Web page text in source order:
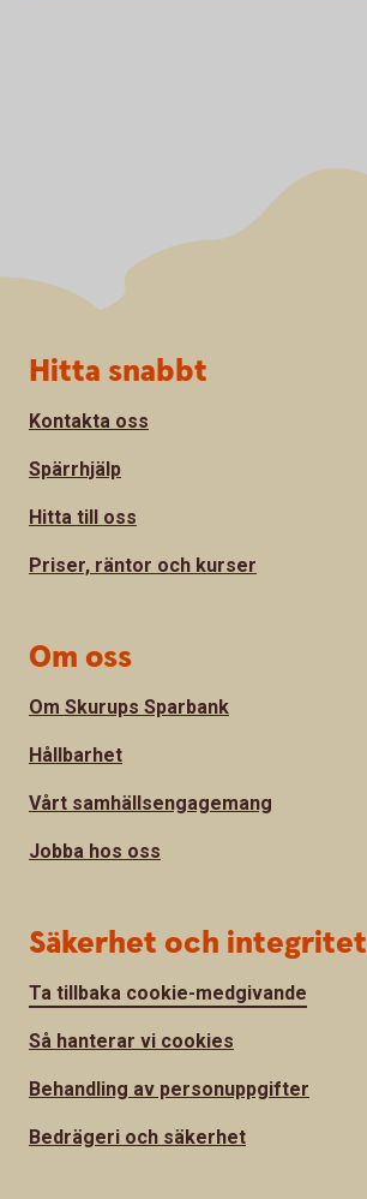
Sidfot
Hitta snabbt
Kontakta oss
Spärrhjälp
Hitta till oss
Priser, räntor och kurser
Om oss
Om Skurups Sparbank
Hållbarhet
Vårt samhällsengagemang
Jobba hos oss
Säkerhet och integritet
Ta tillbaka cookie-medgivande
Så hanterar vi cookies
Behandling av personuppgifter
Bedrägeri och säkerhet